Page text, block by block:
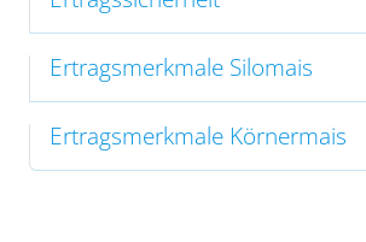
Ertragsmerkmale Silomais
Ertragsmerkmale Körnermais